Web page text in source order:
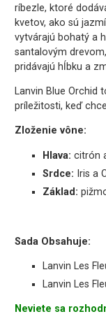
ríbezle, ktoré
kvetov, ako sú
vytvárajú bohatý a
santalovým
pridávajú hĺbku a
Lanvin Blue Orchid
príležitosti, keď
Zloženie vône:
Hlava: citrón
Srdce: Iris a
Základ:
Sada Obsahuje:
Lanvin Les
Lanvin Les
Neviete sa